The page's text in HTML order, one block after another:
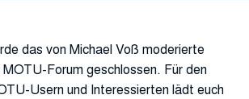
das von Michael Voß moderierte
Forum geschlossen. Für den
Usern und Interessierten lädt euch